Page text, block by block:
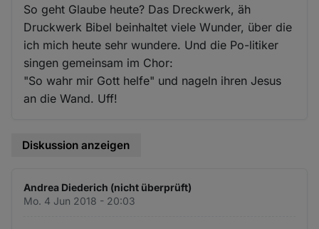
So geht Glaube heute? Das Dreckwerk, äh
Druckwerk Bibel beinhaltet viele Wunder, über die
ich mich heute sehr wundere. Und die Po-litiker
singen gemeinsam im Chor:
"So wahr mir Gott helfe" und nageln ihren Jesus
an die Wand. Uff!
Diskussion anzeigen
Andrea Diederich (nicht überprüft)
Mo. 4 Jun 2018 - 20:03